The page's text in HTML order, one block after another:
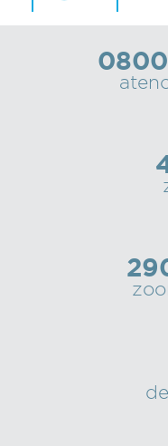
colectivos
Recarga